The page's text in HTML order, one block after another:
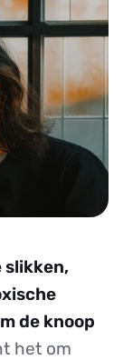
slikken,
de knoop
het om